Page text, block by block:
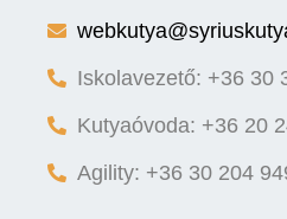
Iskolavezető: +36 30
Kutyaóvoda: +36 20
Agility: +36 30 204